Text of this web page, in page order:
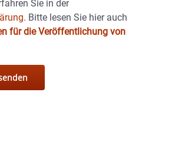
Sie in der
Bitte lesen Sie hier auch
für die Veröffentlichung von